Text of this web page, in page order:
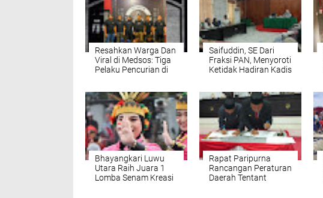
Resahkan Warga Dan
Viral di Medsos: Tiga
Pelaku Pencurian di
Saifuddin, SE Dari
Fraksi PAN, Menyoroti
Ketidak Hadiran Kadis
Bhayangkari Luwu
Utara Raih Juara 1
Lomba Senam Kreasi
Rapat Paripurna
Rancangan Peraturan
Daerah Tentant